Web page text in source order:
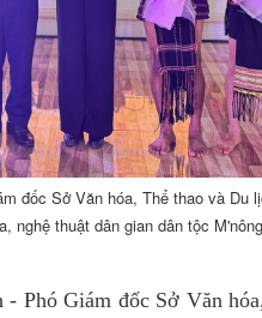
đốc Sở Văn hóa, Thể thao và Du
nghệ thuật dân gian dân tộc M'nông
Giám đốc Sở Văn